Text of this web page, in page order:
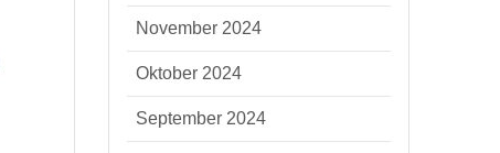
November 2024
Oktober 2024
September 2024